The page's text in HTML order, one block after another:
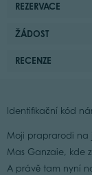
REZERVACE
ŽÁDOST
RECENZE
Identifikační kód
Moji praprarodi na
Mas Ganzaie, kde
A právě tam nyní